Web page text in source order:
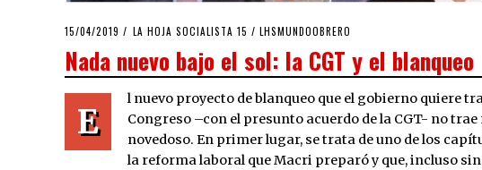
POSTED
15/04/2019 15/04/2019
LA HOJA SOCIALISTA 15 / LHSMUNDOOBRERO
Nada nuevo bajo el sol: la CGT y el blanqueo
E
l nuevo proyecto de blanqueo que el gobierno quiere
Congreso –con el presunto acuerdo de la CGT- no
novedoso. En primer lugar, se trata de uno de los
la reforma laboral que Macri preparó y que, incluso